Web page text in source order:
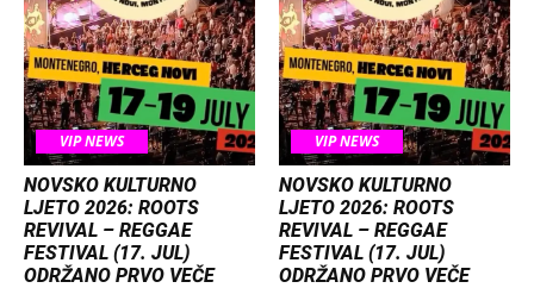
VIP NEWS
NOVSKO KULTURNO
LJETO 2026: ROOTS
REVIVAL – REGGAE
FESTIVAL (17. JUL)
ODRŽANO PRVO VEČE
VIP NEWS
NOVSKO KULTURNO
LJETO 2026: ROOTS
REVIVAL – REGGAE
FESTIVAL (17. JUL)
ODRŽANO PRVO VEČE